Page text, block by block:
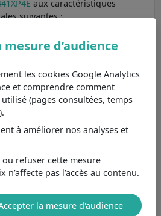
aux caractéristiques
suivantes :
à froid brassé
capacité (151 L)
à froid statique - dégivrage
énergétique E : jusqu'à 19 €
annuelles par rapport à G
(largeur x hauteur x profondeur)
x 59 cm
in Chine
d’audience
les cookies Google Analytics
et comprendre comment
(pages consultées, temps
à améliorer nos analyses et
refuser cette mesure
n’affecte pas l’accès au contenu.
la mesure d'audience